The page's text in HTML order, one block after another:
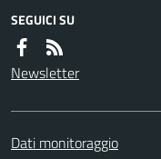
SEGUICI SU
Newsletter
Dati monitoraggio